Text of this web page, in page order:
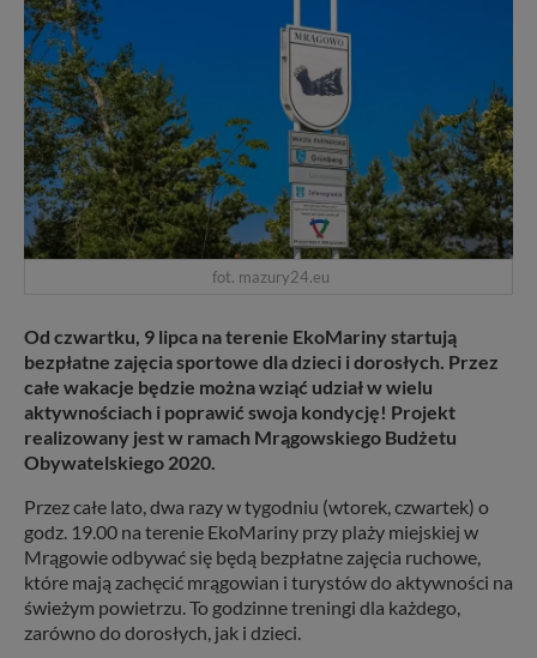
fot. mazury24.eu
Od czwartku, 9 lipca na terenie EkoMariny startują
bezpłatne zajęcia sportowe dla dzieci i dorosłych. Przez
całe wakacje będzie można wziąć udział w wielu
aktywnościach i poprawić swoja kondycję! Projekt
realizowany jest w ramach Mrągowskiego Budżetu
Obywatelskiego 2020.
Przez całe lato, dwa razy w tygodniu (wtorek, czwartek) o
godz. 19.00 na terenie EkoMariny przy plaży miejskiej w
Mrągowie odbywać się będą bezpłatne zajęcia ruchowe,
które mają zachęcić mrągowian i turystów do aktywności na
świeżym powietrzu. To godzinne treningi dla każdego,
zarówno do dorosłych, jak i dzieci.